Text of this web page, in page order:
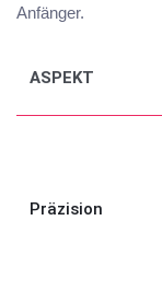
Anfänger.
ASPEKT
Präzision